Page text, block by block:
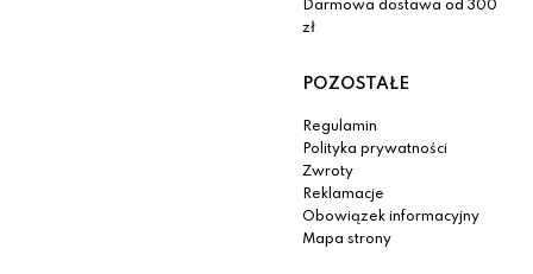
Darmowa dostawa od 300
zł
POZOSTAŁE
Regulamin
Polityka prywatności
Zwroty
Reklamacje
Obowiązek informacyjny
Mapa strony